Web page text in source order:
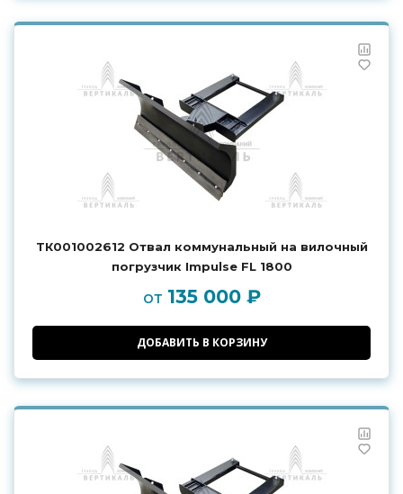
ТК001002612 Отвал коммунальный на вилочный
погрузчик Impulse FL 1800
от 135 000 ₽
ДОБАВИТЬ В КОРЗИНУ